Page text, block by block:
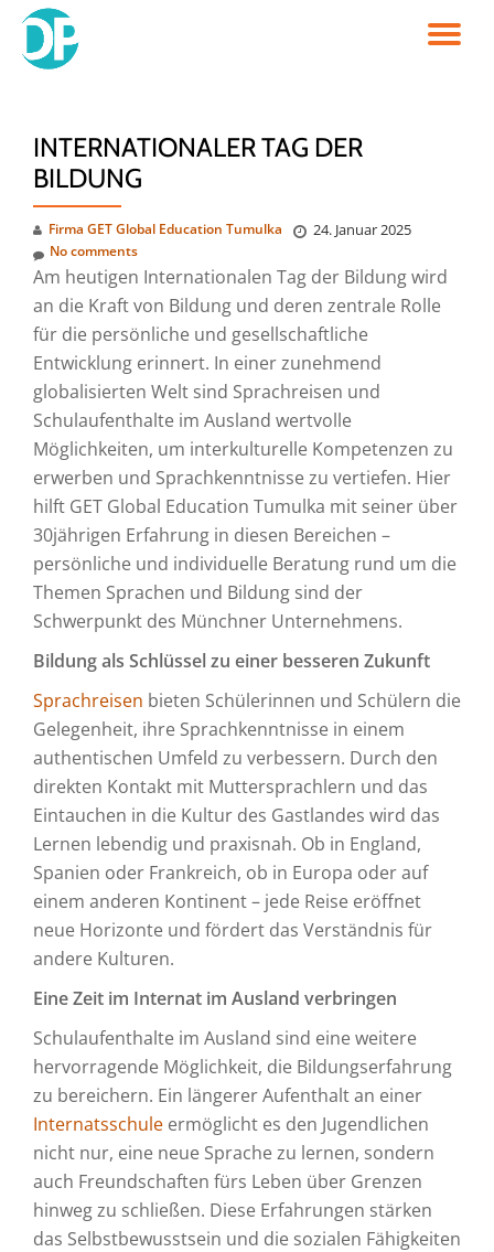
Skip
INTERNATIONALER TAG DER
BILDUNG
Firma GET Global Education Tumulka 24. Januar 2025
No comments
Am heutigen Internationalen Tag der Bildung wird
an die Kraft von Bildung und deren zentrale Rolle
für die persönliche und gesellschaftliche
Entwicklung erinnert. In einer zunehmend
globalisierten Welt sind Sprachreisen und
Schulaufenthalte im Ausland wertvolle
Möglichkeiten, um interkulturelle Kompetenzen zu
erwerben und Sprachkenntnisse zu vertiefen. Hier
hilft GET Global Education Tumulka mit seiner über
30jährigen Erfahrung in diesen Bereichen –
persönliche und individuelle Beratung rund um die
Themen Sprachen und Bildung sind der
Schwerpunkt des Münchner Unternehmens.
Bildung als Schlüssel zu einer besseren Zukunft
Sprachreisen bieten Schülerinnen und Schülern die
Gelegenheit, ihre Sprachkenntnisse in einem
authentischen Umfeld zu verbessern. Durch den
direkten Kontakt mit Muttersprachlern und das
Eintauchen in die Kultur des Gastlandes wird das
Lernen lebendig und praxisnah. Ob in England,
Spanien oder Frankreich, ob in Europa oder auf
einem anderen Kontinent – jede Reise eröffnet
neue Horizonte und fördert das Verständnis für
andere Kulturen.
Eine Zeit im Internat im Ausland verbringen
Schulaufenthalte im Ausland sind eine weitere
hervorragende Möglichkeit, die Bildungserfahrung
zu bereichern. Ein längerer Aufenthalt an einer
Internatsschule ermöglicht es den Jugendlichen
nicht nur, eine neue Sprache zu lernen, sondern
auch Freundschaften fürs Leben über Grenzen
hinweg zu schließen. Diese Erfahrungen stärken
das Selbstbewusstsein und die sozialen Fähigkeiten